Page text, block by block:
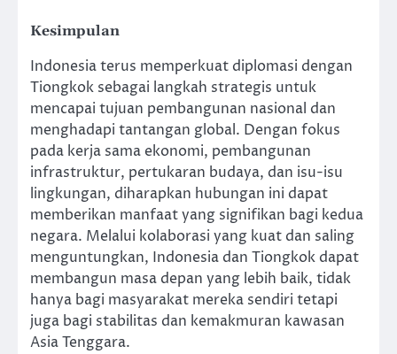
Kesimpulan
Indonesia terus memperkuat diplomasi dengan
Tiongkok sebagai langkah strategis untuk
mencapai tujuan pembangunan nasional dan
menghadapi tantangan global. Dengan fokus
pada kerja sama ekonomi, pembangunan
infrastruktur, pertukaran budaya, dan isu-isu
lingkungan, diharapkan hubungan ini dapat
memberikan manfaat yang signifikan bagi kedua
negara. Melalui kolaborasi yang kuat dan saling
menguntungkan, Indonesia dan Tiongkok dapat
membangun masa depan yang lebih baik, tidak
hanya bagi masyarakat mereka sendiri tetapi
juga bagi stabilitas dan kemakmuran kawasan
Asia Tenggara.